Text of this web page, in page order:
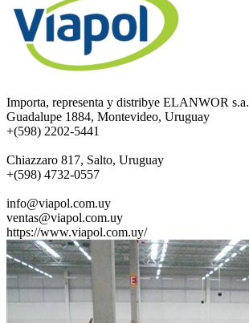
Importa, representa y distribye ELANWOR s.a.
Guadalupe 1884, Montevideo, Uruguay
+(598) 2202-5441
Chiazzaro 817, Salto, Uruguay
+(598) 4732-0557
info@viapol.com.uy
ventas@viapol.com.uy
https://www.viapol.com.uy/